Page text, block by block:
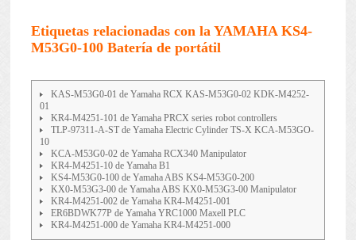
Etiquetas relacionadas con la YAMAHA KS4-
M53G0-100 Batería de portátil
KAS-M53G0-01 de Yamaha RCX KAS-M53G0-02 KDK-M4252-
01
KR4-M4251-101 de Yamaha PRCX series robot controllers
TLP-97311-A-ST de Yamaha Electric Cylinder TS-X KCA-M53GO-
10
KCA-M53G0-02 de Yamaha RCX340 Manipulator
KR4-M4251-10 de Yamaha B1
KS4-M53G0-100 de Yamaha ABS KS4-M53G0-200
KX0-M53G3-00 de Yamaha ABS KX0-M53G3-00 Manipulator
KR4-M4251-002 de Yamaha KR4-M4251-001
ER6BDWK77P de Yamaha YRC1000 Maxell PLC
KR4-M4251-000 de Yamaha KR4-M4251-000